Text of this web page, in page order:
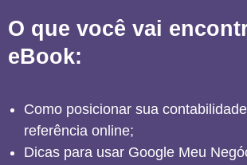
O que você vai
eBook:
Como posicionar sua
referência online;
Dicas para usar Google Meu